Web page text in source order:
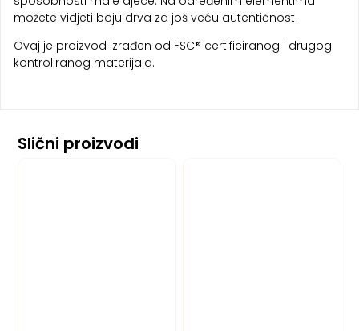
možete vidjeti boju drva za još veću autentičnost.
Ovaj je proizvod izrađen od FSC® certificiranog i drugog
kontroliranog materijala.
Slični proizvodi